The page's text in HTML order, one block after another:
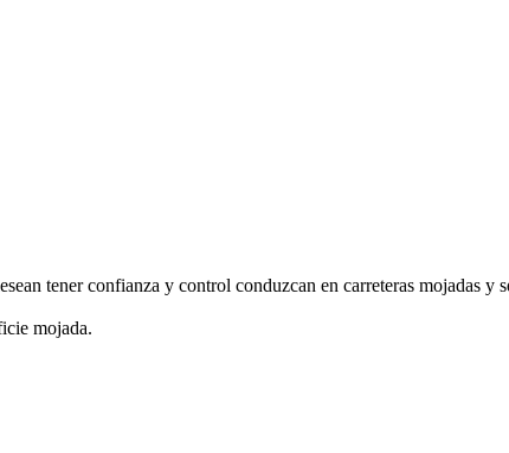
tener confianza y control conduzcan en carreteras mojadas y
mojada.